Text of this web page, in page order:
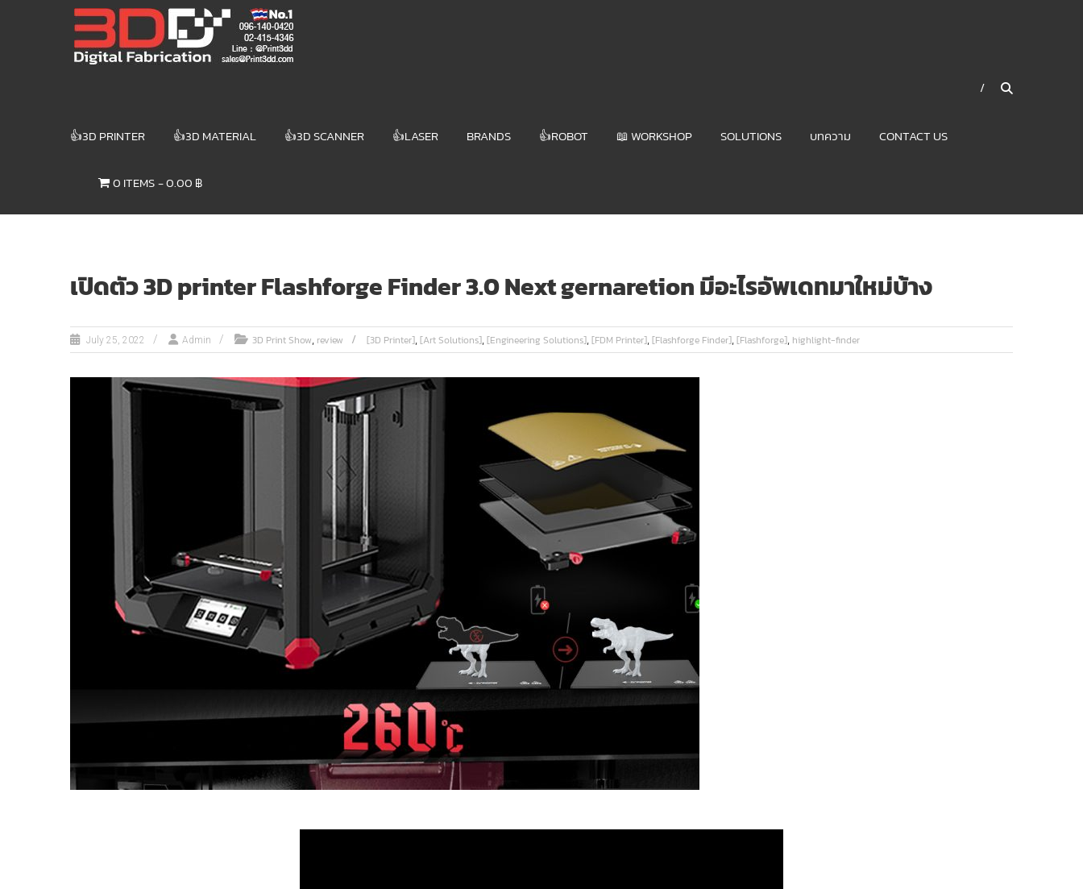
3DD DIGITAL
FABRICATION
3D Printer |
👍3D PRINTER 👍3D MATERIAL 👍3D SCANNER 👍LASER BRANDS 👍ROBOT 📖 WORKSHOP SOLUTIONS บทความ CONTACT US
0 ITEMS 0.00 ฿
เปิดตัว 3D printer Flashforge Finder 3.0 Next gernaretion มีอะไรอัพเดทมาใหม่บ้าง
July 25, 2022 Admin 3D Print Show, review [3D Printer],[Art Solutions],[Engineering Solutions],[FDM Printer],[Flashforge Finder],[Flashforge], highlight-finder